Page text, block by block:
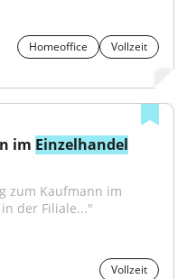
Homeoffice
Vollzeit
im Einzelhandel
der Filiale..."
Vollzeit